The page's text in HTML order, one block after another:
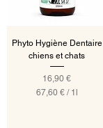
Phyto Hygiène Dentaire
chiens et chats
Prix
16,90 €
67,60 € / 1l